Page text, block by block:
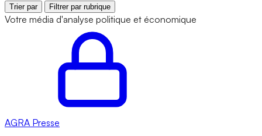
Trier par Filtrer par rubrique
Votre média d'analyse politique et économique
AGRA Presse